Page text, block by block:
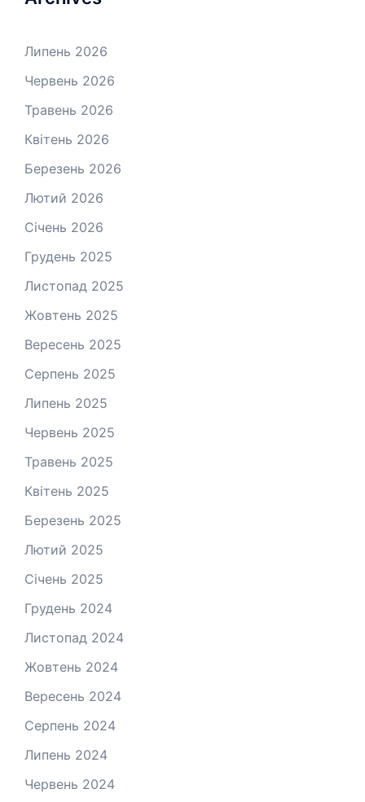
Липень 2026
Червень 2026
Травень 2026
Квітень 2026
Березень 2026
Лютий 2026
Січень 2026
Грудень 2025
Листопад 2025
Жовтень 2025
Вересень 2025
Серпень 2025
Липень 2025
Червень 2025
Травень 2025
Квітень 2025
Березень 2025
Лютий 2025
Січень 2025
Грудень 2024
Листопад 2024
Жовтень 2024
Вересень 2024
Серпень 2024
Липень 2024
Червень 2024